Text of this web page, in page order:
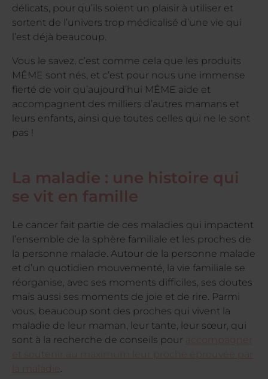
délicats, pour qu’ils soient un plaisir à utiliser et
sortent de l’univers trop médicalisé d’une vie qui
l’est déjà beaucoup.
Vous le savez, c’est comme cela que les produits
MÊME sont nés, et c’est pour nous une immense
fierté de voir qu’aujourd’hui MÊME aide et
accompagnent des milliers d’autres mamans et
leurs enfants, ainsi que toutes celles qui ne le sont
pas !
La maladie : une histoire qui
se vit en famille
Le cancer fait partie de ces maladies qui impactent
l’ensemble de la sphère familiale et les proches de
la personne malade. Autour de la personne malade
et d’un quotidien mouvementé, la vie familiale se
réorganise, avec ses moments difficiles, ses doutes
mais aussi ses moments de joie et de rire. Parmi
vous, beaucoup sont des proches qui vivent la
maladie de leur maman, leur tante, leur sœur, qui
sont à la recherche de conseils pour
accompagner
et soutenir au maximum leur proche éprouvée par
la maladie .